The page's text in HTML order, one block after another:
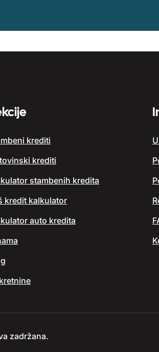
krediti
krediti
stambenih kredita
kredit kalkulator
auto kredita
zadržana.